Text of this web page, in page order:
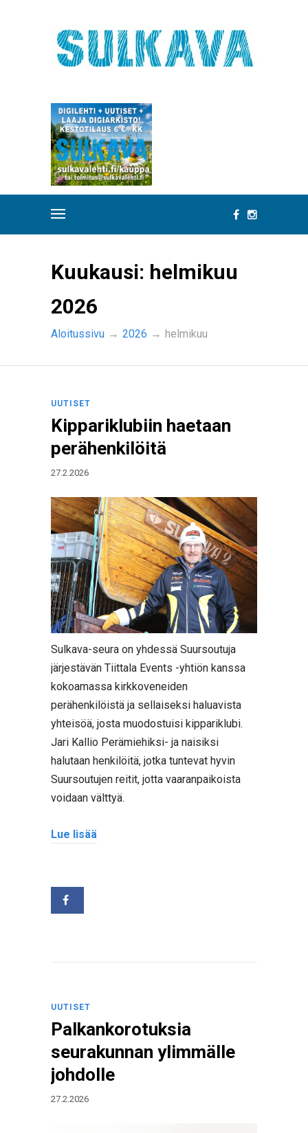
Kuukausi: helmikuu
2026
Aloitussivu → 2026 → helmikuu
UUTISET
Kippariklubiin haetaan
perähenkilöitä
27.2.2026
Sulkava-seura on yhdessä Suursoutuja
järjestävän Tiittala Events -yhtiön kanssa
kokoamassa kirkkoveneiden
perähenkilöistä ja sellaiseksi haluavista
yhteisöä, josta muodostuisi kippariklubi.
Jari Kallio Perämiehiksi- ja naisiksi
halutaan henkilöitä, jotka tuntevat hyvin
Suursoutujen reitit, jotta vaaranpaikoista
voidaan välttyä.
Lue lisää
UUTISET
Palkankorotuksia
seurakunnan ylimmälle
johdolle
27.2.2026